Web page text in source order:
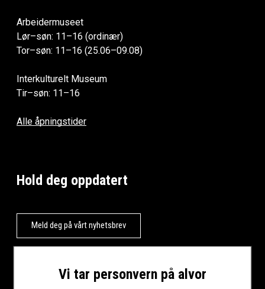
Vi tar personvern på alvor
Arbeidermuseet
Lør–søn: 11–16 (ordinær)
Tor–søn: 11–16 (25.06–09.08)
Interkulturelt Museum
Tir–søn: 11–16
Alle åpningstider
Hold deg oppdatert
Meld deg på vårt nyhetsbrev